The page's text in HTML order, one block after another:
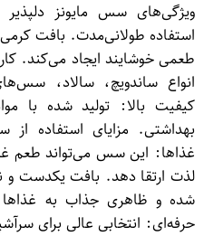
استفاده طولانی‌مدت. بافت کرمی
طعمی خوشایند ایجاد می‌کند.
انواع ساندویچ، سالاد،
کیفیت بالا: تولید شده با
بهداشتی. مزایای استفاده
غذاها: این سس می‌تواند طعم
لذت ارتقا دهد. بافت یکدست و
شده و ظاهری جذاب به
حرفه‌ای: انتخابی عالی برای